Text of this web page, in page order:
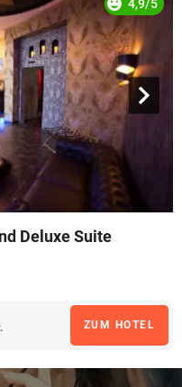
4,9/5
Deluxe Suite
ZUM HOTEL